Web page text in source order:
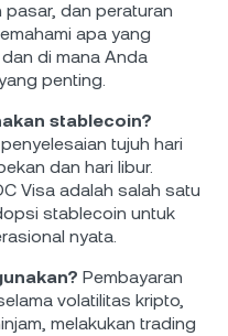
dan peraturan
apa yang
di mana Anda
penting.
stablecoin?
tujuh hari
dan hari libur.
Visa adalah salah satu
stablecoin untuk
nyata.
Pembayaran
volatilitas kripto,
melakukan trading